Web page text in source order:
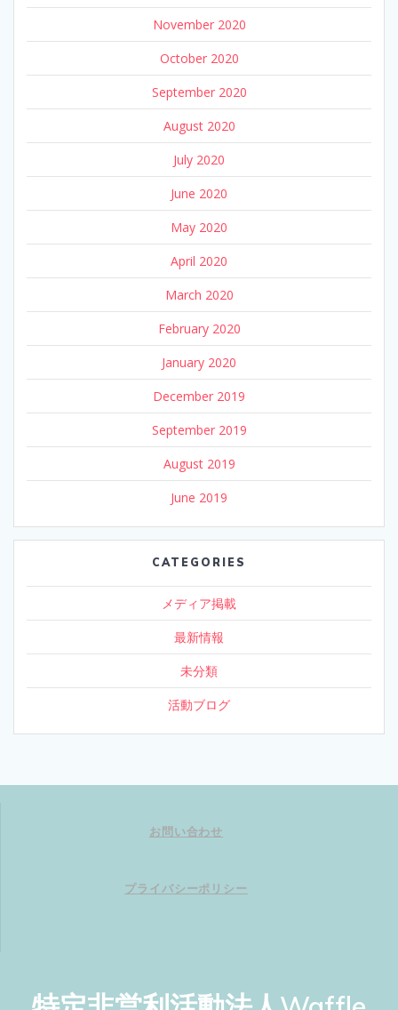
November 2020
October 2020
September 2020
August 2020
July 2020
June 2020
May 2020
April 2020
March 2020
February 2020
January 2020
December 2019
September 2019
August 2019
June 2019
CATEGORIES
メディア掲載
最新情報
未分類
活動ブログ
お問い合わせ
プライバシーポリシー